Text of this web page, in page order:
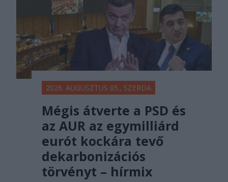
2026. AUGUSZTUS 05., SZERDA
Mégis átverte a PSD és
az AUR az egymilliárd
eurót kockára tevő
dekarbonizációs
törvényt – hírmix